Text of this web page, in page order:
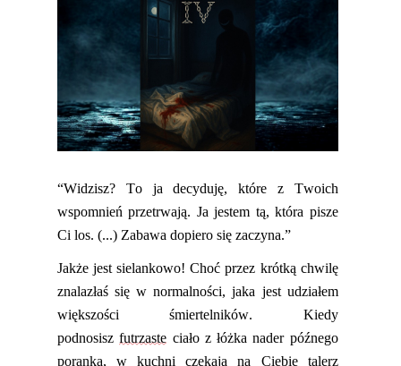
“Widzisz? To ja decyduję, które z Twoich
wspomnień przetrwają. Ja jestem tą, która pisze
Ci los. (...) Zabawa dopiero się zaczyna.”
Jakże jest sielankowo! Choć przez krótką chwilę
znalazłaś się w normalności, jaka jest udziałem
większości śmiertelników. Kiedy
podnosiszfutrzaste ciało z łóżkanaderpóźnego
poranka, w kuchni czekają na Ciebie talerz